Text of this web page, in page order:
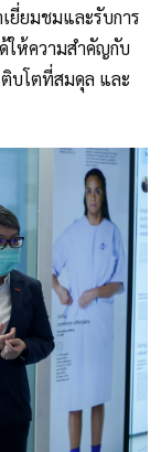
ยี่ยมชมและรับการ
ให้ความสำคัญกับ
ติบโตที่สมดุล และ